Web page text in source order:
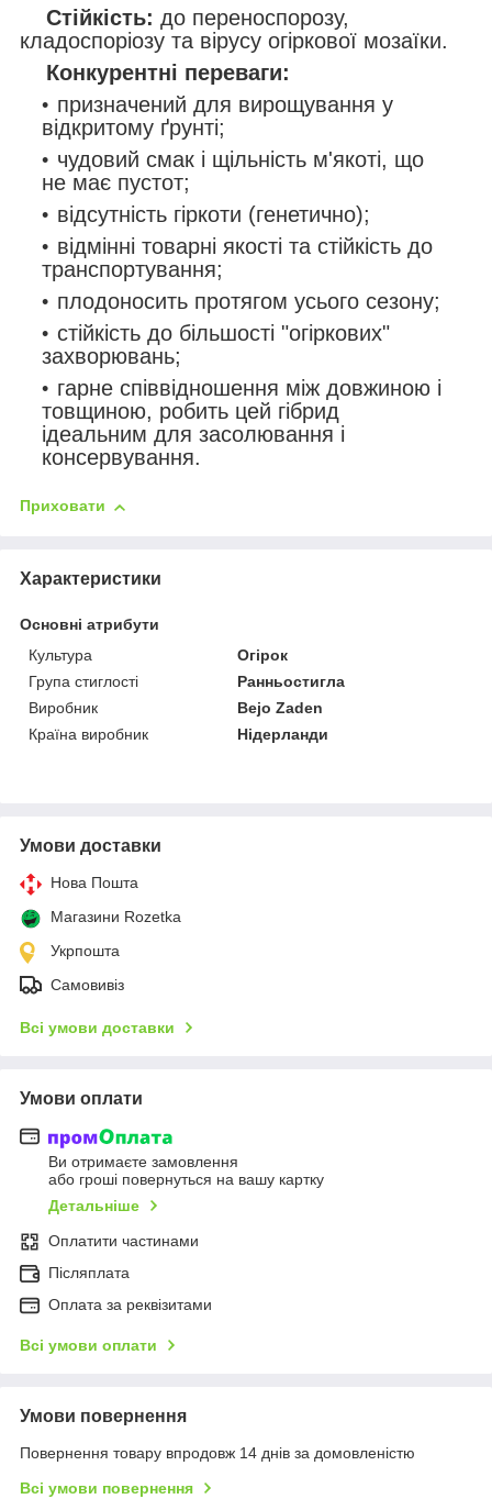
Стійкість: до переноспорозу,
кладоспоріозу та вірусу огіркової мозаїки.
Конкурентні переваги:
призначений для вирощування у
відкритому ґрунті;
чудовий смак і щільність м'якоті, що
не має пустот;
відсутність гіркоти (генетично);
відмінні товарні якості та стійкість до
транспортування;
плодоносить протягом усього сезону;
стійкість до більшості "огіркових"
захворювань;
гарне співвідношення між довжиною і
товщиною, робить цей гібрид
ідеальним для засолювання і
консервування.
Приховати
Характеристики
Основні атрибути
Культура
Огірок
Група стиглості
Ранньостигла
Виробник
Bejo Zaden
Країна виробник
Нідерланди
Умови доставки
Нова Пошта
Магазини Rozetka
Укрпошта
Самовивіз
Всі умови доставки
Умови оплати
Ви отримаєте замовлення
або гроші повернуться на вашу картку
Детальніше
Оплатити частинами
Післяплата
Оплата за реквізитами
Всі умови оплати
Умови повернення
Повернення товару впродовж 14 днів за домовленістю
Всі умови повернення